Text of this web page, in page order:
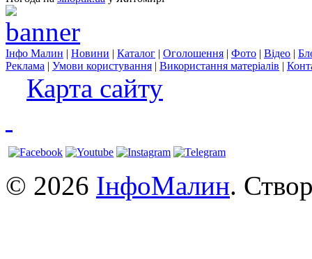
Інфо Малин | Новини | Каталог | Оголошення | Фото | Відео |
Реклама | Умови користування | Використання матеріалів |
Карта сайту
© 2026 ІнфоМалин.